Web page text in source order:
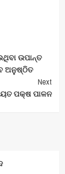
ଉପାନ୍ତ
ଅନୁଷ୍ଠିତ
Next
ପକ୍ଷ ପାଳନ